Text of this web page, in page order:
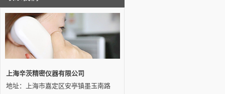
上海辛茨精密仪器有限公司
地址：上海市嘉定区安亭镇墨玉南路